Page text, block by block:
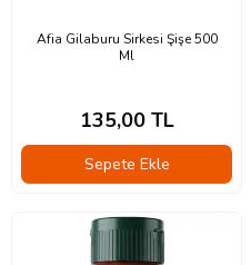
Afia Gilaburu Sirkesi Şişe 500
Ml
135,00TL
Sepete Ekle